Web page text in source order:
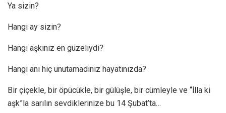
Ya sizin?
Hangi ay sizin?
Hangi aşkınız en güzeliydi?
Hangi anı hiç unutamadınız hayatınızda?
Bir çiçekle, bir öpücükle, bir gülüşle, bir cümleyle ve “İlla ki
aşk”la sarılın sevdiklerinize bu 14 Şubat’ta…